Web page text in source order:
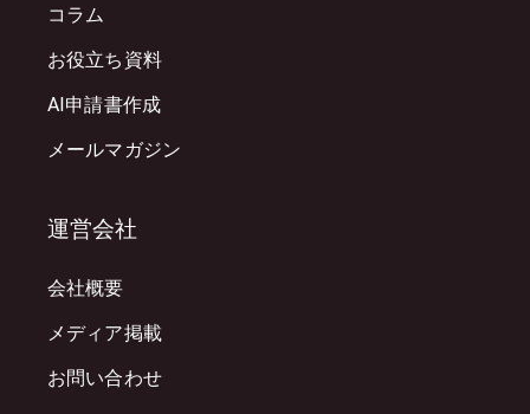
コラム
お役立ち資料
AI申請書作成
メールマガジン
運営会社
会社概要
メディア掲載
お問い合わせ